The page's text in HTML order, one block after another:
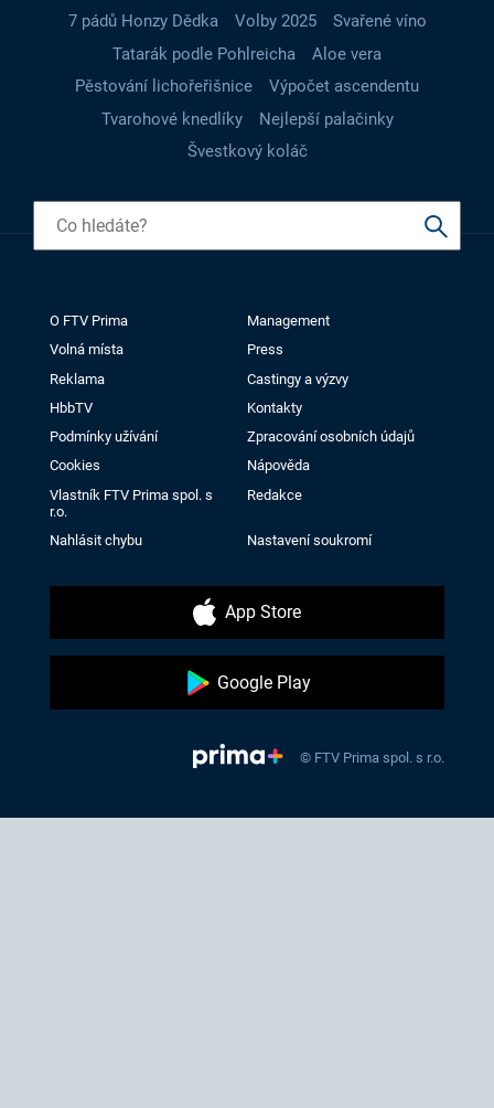
7 pádů Honzy Dědka
Volby 2025
Svařené víno
Tatarák podle Pohlreicha
Aloe vera
Pěstování lichořeřišnice
Výpočet ascendentu
Tvarohové knedlíky
Nejlepší palačinky
Švestkový koláč
O FTV Prima
Management
Volná místa
Press
Reklama
Castingy a výzvy
HbbTV
Kontakty
Podmínky užívání
Zpracování osobních údajů
Cookies
Nápověda
Vlastník FTV Prima spol. s
r.o.
Redakce
Nahlásit chybu Nastavení soukromí
App Store
Google Play
© FTV Prima spol. s r.o.